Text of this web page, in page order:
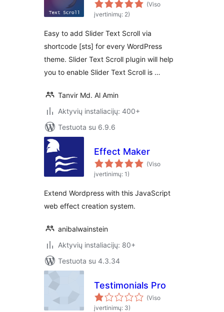
(Viso
įvertinimų: 2)
Easy to add Slider Text Scroll via
shortcode [sts] for every WordPress
theme. Slider Text Scroll plugin will help
you to enable Slider Text Scroll is …
Tanvir Md. Al Amin
Aktyvių instaliacijų: 400+
Testuota su 6.9.6
Effect Maker
(Viso
įvertinimų: 1)
Extend Wordpress with this JavaScript
web effect creation system.
anibalwainstein
Aktyvių instaliacijų: 80+
Testuota su 4.3.34
Testimonials Pro
(Viso
įvertinimų: 3)